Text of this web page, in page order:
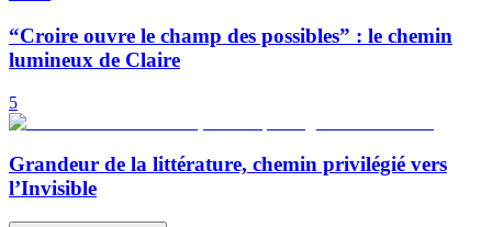
“Croire ouvre le champ des possibles” : le chemin
lumineux de Claire
5
Grandeur de la littérature, chemin privilégié vers
l’Invisible